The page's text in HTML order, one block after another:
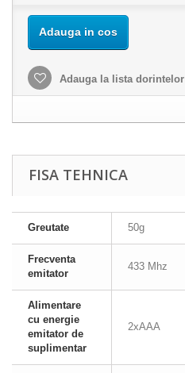
Adauga in cos
Adauga la lista dorintelor
FISA TEHNICA
Greutate 50g
Frecventa
emitator
433 Mhz
Alimentare
cu energie
emitator de
suplimentar
2xAAA